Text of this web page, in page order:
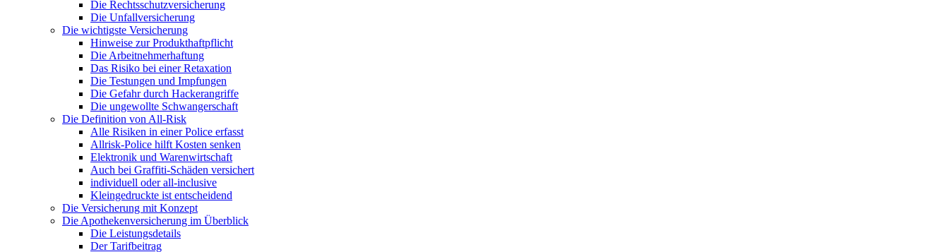
Die Rechtsschutzversicherung
Die Unfallversicherung
Die wichtigste Versicherung
Hinweise zur Produkthaftpflicht
Die Arbeitnehmerhaftung
Das Risiko bei einer Retaxation
Die Testungen und Impfungen
Die Gefahr durch Hackerangriffe
Die ungewollte Schwangerschaft
Die Definition von All-Risk
Alle Risiken in einer Police erfasst
Allrisk-Police hilft Kosten senken
Elektronik und Warenwirtschaft
Auch bei Graffiti-Schäden versichert
individuell oder all-inclusive
Kleingedruckte ist entscheidend
Die Versicherung mit Konzept
Die Apothekenversicherung im Überblick
Die Leistungsdetails
Der Tarifbeitrag